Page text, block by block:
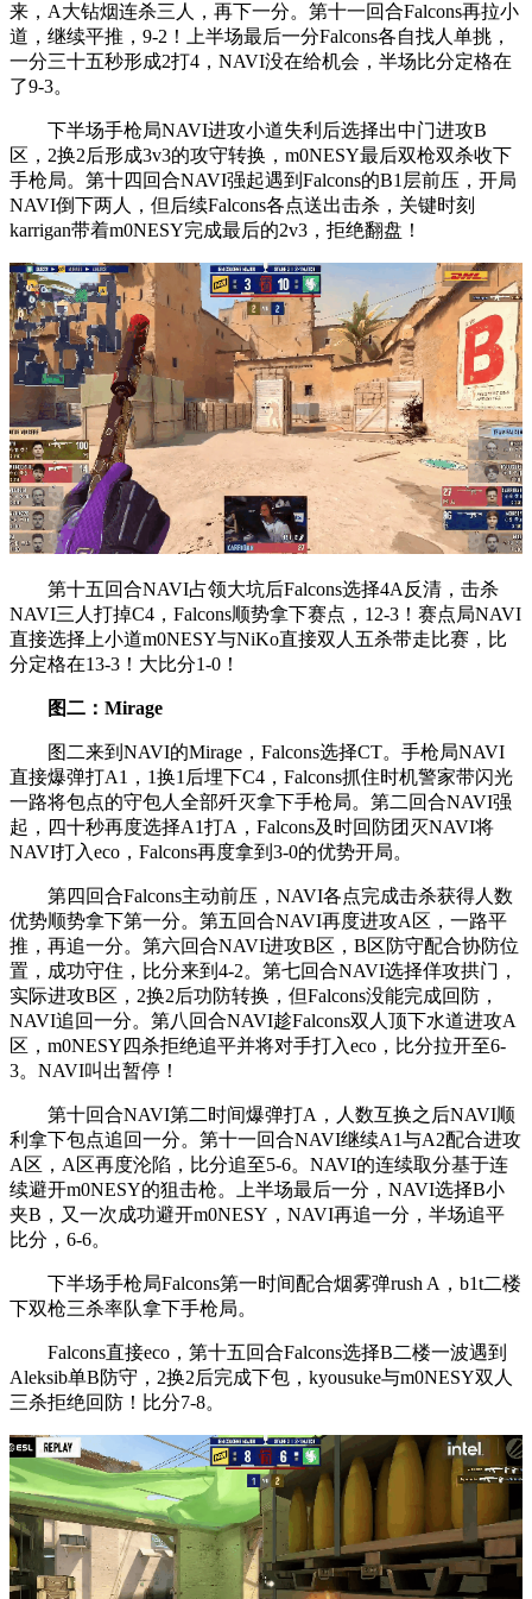
来，A大钻烟连杀三人，再下一分。第十一回合Falcons再拉小
道，继续平推，9-2！上半场最后一分Falcons各自找人单挑，
一分三十五秒形成2打4，NAVI没在给机会，半场比分定格在
了9-3。
下半场手枪局NAVI进攻小道失利后选择出中门进攻B
区，2换2后形成3v3的攻守转换，m0NESY最后双枪双杀收下
手枪局。第十四回合NAVI强起遇到Falcons的B1层前压，开局
NAVI倒下两人，但后续Falcons各点送出击杀，关键时刻
karrigan带着m0NESY完成最后的2v3，拒绝翻盘！
第十五回合NAVI占领大坑后Falcons选择4A反清，击杀
NAVI三人打掉C4，Falcons顺势拿下赛点，12-3！赛点局NAVI
直接选择上小道m0NESY与NiKo直接双人五杀带走比赛，比
分定格在13-3！大比分1-0！
图二：Mirage
图二来到NAVI的Mirage，Falcons选择CT。手枪局NAVI
直接爆弹打A1，1换1后埋下C4，Falcons抓住时机警家带闪光
一路将包点的守包人全部歼灭拿下手枪局。第二回合NAVI强
起，四十秒再度选择A1打A，Falcons及时回防团灭NAVI将
NAVI打入eco，Falcons再度拿到3-0的优势开局。
第四回合Falcons主动前压，NAVI各点完成击杀获得人数
优势顺势拿下第一分。第五回合NAVI再度进攻A区，一路平
推，再追一分。第六回合NAVI进攻B区，B区防守配合协防位
置，成功守住，比分来到4-2。第七回合NAVI选择佯攻拱门，
实际进攻B区，2换2后功防转换，但Falcons没能完成回防，
NAVI追回一分。第八回合NAVI趁Falcons双人顶下水道进攻A
区，m0NESY四杀拒绝追平并将对手打入eco，比分拉开至6-
3。NAVI叫出暂停！
第十回合NAVI第二时间爆弹打A，人数互换之后NAVI顺
利拿下包点追回一分。第十一回合NAVI继续A1与A2配合进攻
A区，A区再度沦陷，比分追至5-6。NAVI的连续取分基于连
续避开m0NESY的狙击枪。上半场最后一分，NAVI选择B小
夹B，又一次成功避开m0NESY，NAVI再追一分，半场追平
比分，6-6。
下半场手枪局Falcons第一时间配合烟雾弹rush A，b1t二楼
下双枪三杀率队拿下手枪局。
Falcons直接eco，第十五回合Falcons选择B二楼一波遇到
Aleksib单B防守，2换2后完成下包，kyousuke与m0NESY双人
三杀拒绝回防！比分7-8。